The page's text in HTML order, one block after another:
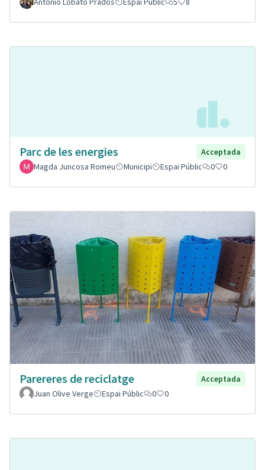
Parc de les energies
Acceptada
Magda Juncosa Romeu
Municipi Espai Públic 0 0
Parereres de reciclatge
Acceptada
Juan Olive Verge
Espai Públic 0 0